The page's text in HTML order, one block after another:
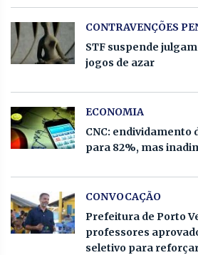
CONTRAVENÇÕES
STF suspende
jogos de azar
ECONOMIA
CNC: endividamento
para 82%, mas
CONVOCAÇÃO
Prefeitura de Porto
professores
seletivo para